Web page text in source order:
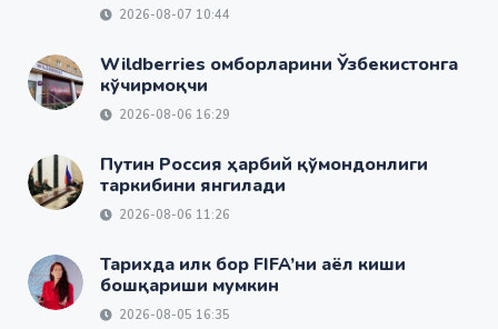
2026-08-07 10:44
Wildberries омборларини Ўзбекистонга
кўчирмоқчи
2026-08-06 16:29
Путин Россия ҳарбий қўмондонлиги
таркибини янгилади
2026-08-06 11:26
Тарихда илк бор FIFA’ни аёл киши
бошқариши мумкин
2026-08-05 16:35